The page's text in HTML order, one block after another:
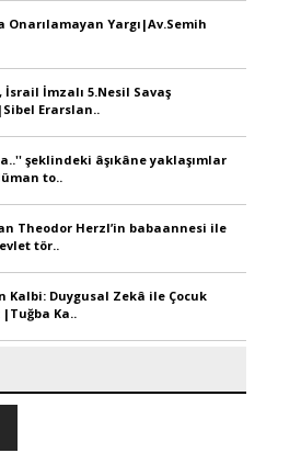
Onarılamayan Yargı|Av.Semih
İmzalı 5.Nesil Savaş
Erarslan..
şeklindeki âşıkâne yaklaşımlar
to..
Theodor Herzl’in babaannesi ile
tör..
Kalbi: Duygusal Zekâ ile Çocuk
Ka..